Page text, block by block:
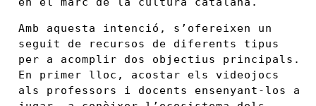
Amb aquesta intenció, s’ofereixen un
seguit de recursos de diferents tipus
per a acomplir dos objectius principals.
En primer lloc, acostar els videojocs
als professors i docents ensenyant-los a